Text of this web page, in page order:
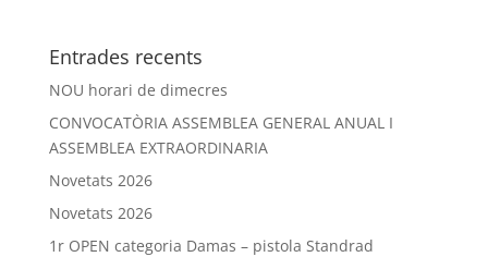
Entrades recents
NOU horari de dimecres
CONVOCATÒRIA ASSEMBLEA GENERAL ANUAL I
ASSEMBLEA EXTRAORDINARIA
Novetats 2026
Novetats 2026
1r OPEN categoria Damas – pistola Standrad